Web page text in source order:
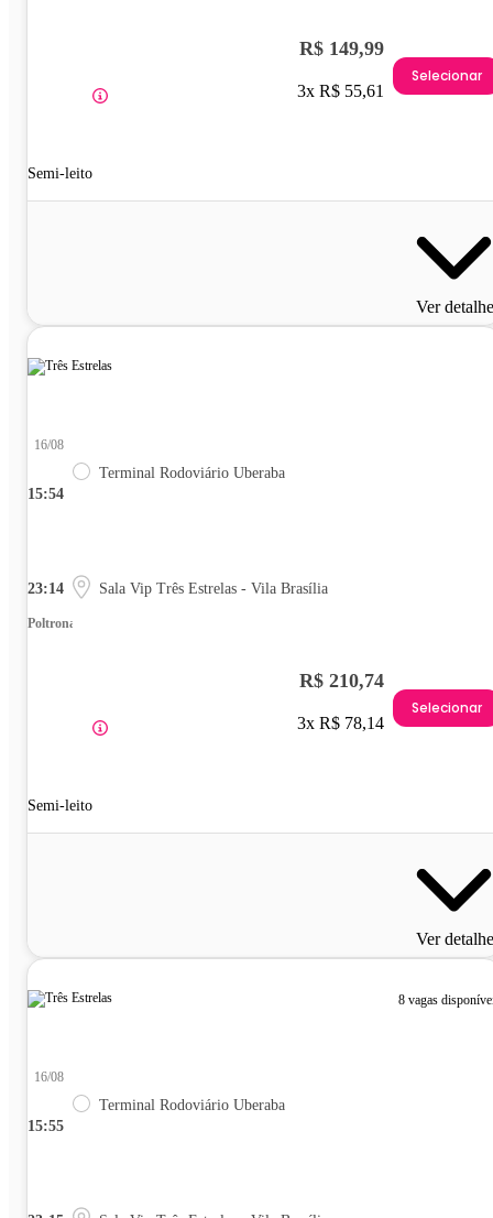
Semi-leito
R$ 149,99
3x R$ 55,61
Selecionar
Ver
15:54
16/08
Terminal Rodoviário Uberaba
23:14 Sala Vip Três Estrelas - Vila Brasília
Poltrona
Semi-leito
R$ 210,74
3x R$ 78,14
Selecionar
Ver
8 vagas
15:55
16/08
Terminal Rodoviário Uberaba